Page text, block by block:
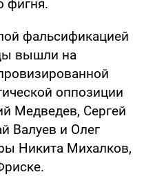
фигня.
фальсификацией
вышли на
оппозиции
Медведев, Сергей
Валуев и Олег
Никита Михалков,